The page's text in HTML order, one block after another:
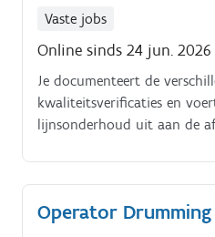
Vaste jobs
Online sinds 24 jun. 2026
Je documenteert de
kwaliteitsverificaties en
lijnsonderhoud uit aan de
operatoren die
Afvullen van tankwagens
Operator Drumming